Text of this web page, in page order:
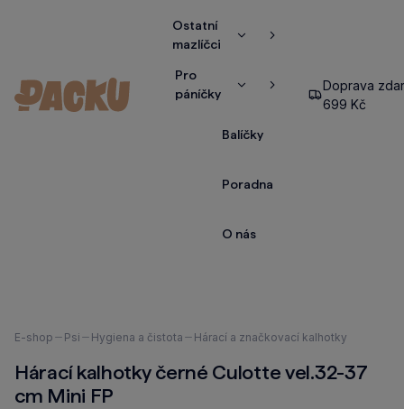
Ostatní
mazlíčci
ZobrazitZobrazit
Pro
páníčky
ZobrazitZobrazit
Balíčky
Poradna
O nás
Doprava
699 Kč
Nacházíte
zde:
E-shop Psi Hygiena a čistota Hárací a značkovací kalhotky
Hárací kalhotky černé Culotte vel.32-37
cm Mini FP